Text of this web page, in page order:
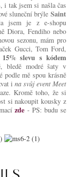
i tak jsem si našla čas
sluneční brýle Saint
jsem je z e-shopu
Diora, Fendiho nebo
sezonu, mám pro
Gucci, Tom Ford,
15% slevu s kódem
bledě modré šaty v
podle mě spou krásně
i na svůj event Meet
Kromě toho, že si
si nakoupit kousky z
zde - PS: budu se